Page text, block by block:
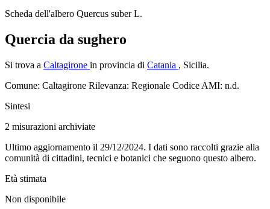
Scheda dell'albero Quercus suber L.
Quercia da sughero
Si trova a Caltagirone in provincia di Catania , Sicilia.
Comune: Caltagirone Rilevanza: Regionale Codice AMI: n.d.
Sintesi
2 misurazioni archiviate
Ultimo aggiornamento il 29/12/2024. I dati sono raccolti grazie alla
comunità di cittadini, tecnici e botanici che seguono questo albero.
Età stimata
Non disponibile